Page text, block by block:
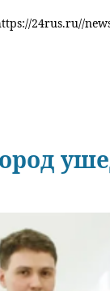
24rus.ru//